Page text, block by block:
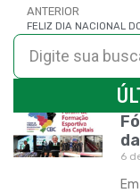
ANTERIOR
6